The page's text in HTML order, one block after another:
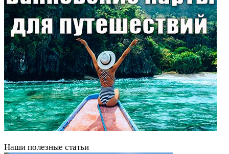
Наши полезные статьи